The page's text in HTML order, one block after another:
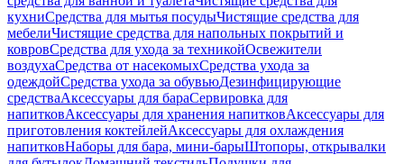
кухниСредства для мытья посудыЧистящие средства для
мебелиЧистящие средства для напольных покрытий и
ковровСредства для ухода за техникойОсвежители
воздухаСредства от насекомыхСредства ухода за
одеждойСредства ухода за обувьюДезинфицирующие
средстваАксессуары для бараСервировка для
напитковАксессуары для хранения напитковАксессуары для
приготовления коктейлейАксессуары для охлаждения
напитковНаборы для бара, мини-барыШтопоры, открывалки